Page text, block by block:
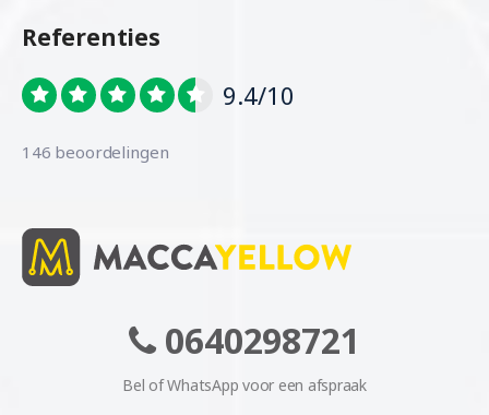
Referenties
9.4/10
146 beoordelingen
0640298721
Bel of WhatsApp voor een afspraak